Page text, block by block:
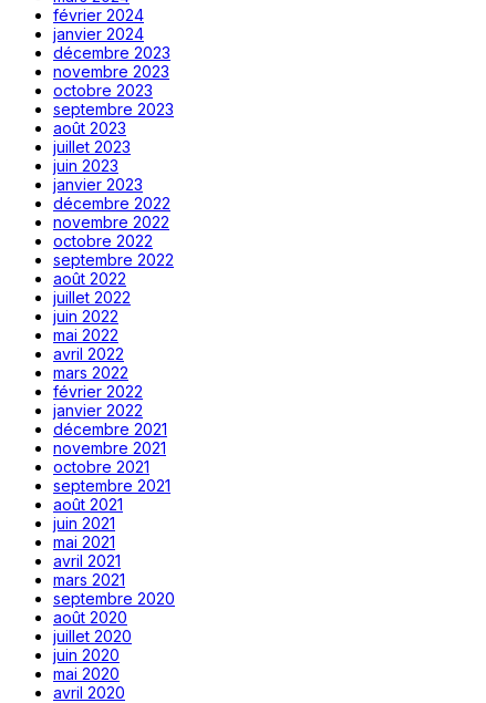
février 2024
janvier 2024
décembre 2023
novembre 2023
octobre 2023
septembre 2023
août 2023
juillet 2023
juin 2023
janvier 2023
décembre 2022
novembre 2022
octobre 2022
septembre 2022
août 2022
juillet 2022
juin 2022
mai 2022
avril 2022
mars 2022
février 2022
janvier 2022
décembre 2021
novembre 2021
octobre 2021
septembre 2021
août 2021
juin 2021
mai 2021
avril 2021
mars 2021
septembre 2020
août 2020
juillet 2020
juin 2020
mai 2020
avril 2020